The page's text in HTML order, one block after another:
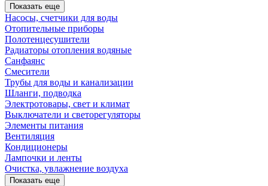
Показать еще
Насосы, счетчики для воды
Отопительные приборы
Полотенцесушители
Радиаторы отопления водяные
Санфаянс
Смесители
Трубы для воды и канализации
Шланги, подводка
Электротовары, свет и климат
Выключатели и светорегуляторы
Элементы питания
Вентиляция
Кондиционеры
Лампочки и ленты
Очистка, увлажнение воздуха
Показать еще